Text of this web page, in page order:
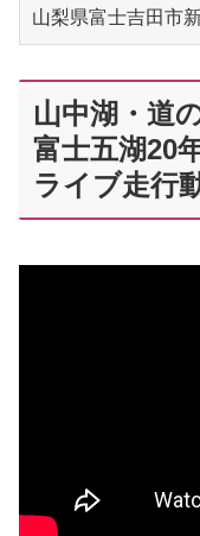
山梨県富士吉田市
山中湖・道
富士五湖20
ライブ走行